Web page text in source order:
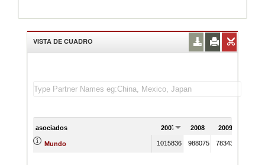
VISTA DE CUADRO
asociados 2007 2008 2009
Mundo 1015836 988075 783439